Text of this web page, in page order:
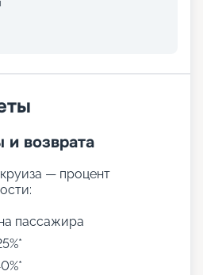
лучших комиков.
в стоимость путевки,
в размере 15 %.
корабле
купить путевки на
выбрав идеальный
на 2026 - 2027 г. Мы
с фото кают, точным
прочитать отзывы бывалых
у вас останутся
свяжитесь с нами по
возврата
— процент
пассажира